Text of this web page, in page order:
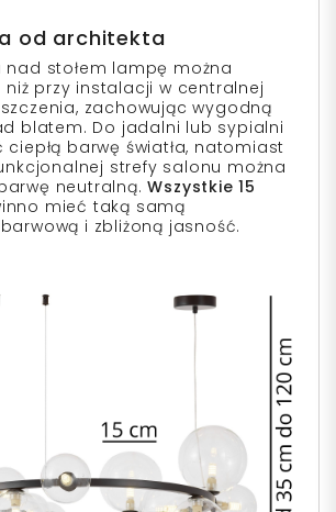
od architekta
nad stołem lampę można
niż przy instalacji w centralnej
zachowując wygodną
blatem. Do jadalni lub sypialni
barwę światła, natomiast
strefy salonu można
neutralną.Wszystkie 15
mieć taką samą
i zbliżoną jasność.